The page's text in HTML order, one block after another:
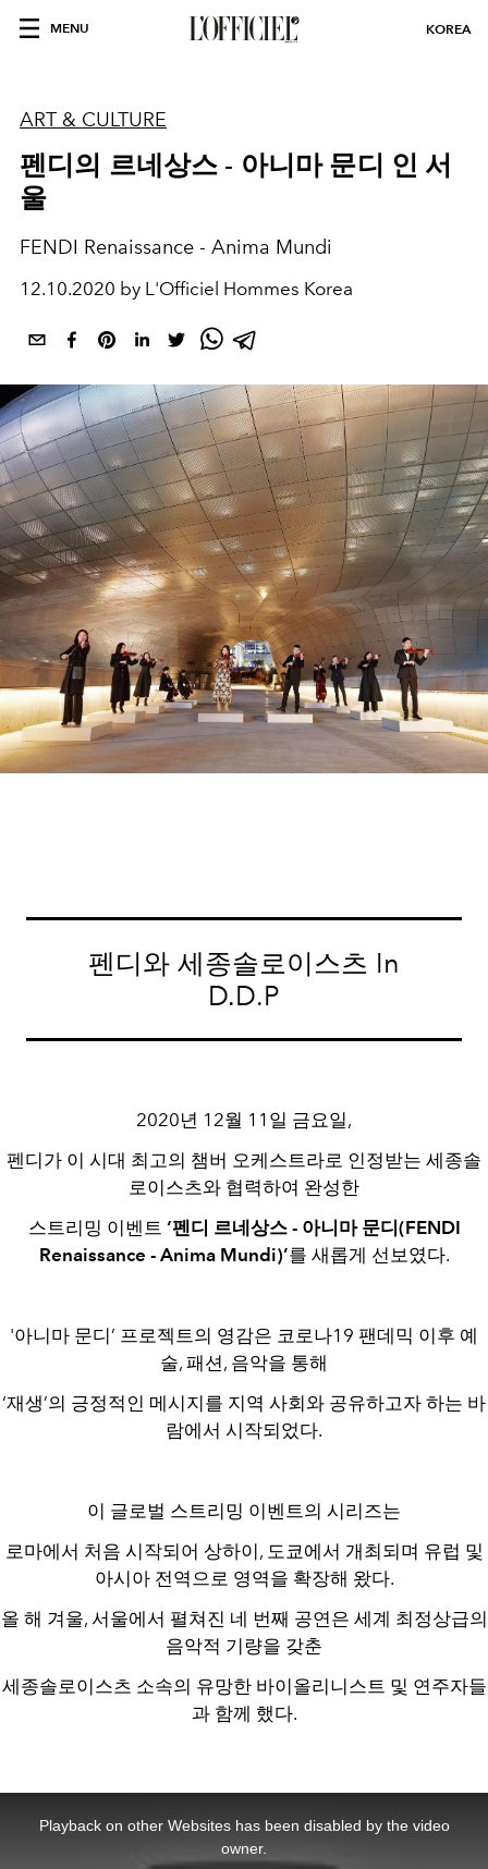
MENU KOREA
ART & CULTURE
펜디의 르네상스 - 아니마 문디 인 서
울
FENDI Renaissance - Anima Mundi
12.10.2020 by L'Officiel Hommes Korea
펜디와 세종솔로이스츠 In
D.D.P
2020년 12월 11일 금요일,
펜디가 이 시대 최고의 챔버 오케스트라로 인정받는 세종솔
로이스츠와 협력하여 완성한
스트리밍 이벤트 ‘펜디 르네상스 - 아니마 문디(FENDI
Renaissance - Anima Mundi)’를 새롭게 선보였다.
'아니마 문디’ 프로젝트의 영감은 코로나19 팬데믹 이후 예
술, 패션, 음악을 통해
‘재생’의 긍정적인 메시지를 지역 사회와 공유하고자 하는 바
람에서 시작되었다.
이 글로벌 스트리밍 이벤트의 시리즈는
로마에서 처음 시작되어 상하이, 도쿄에서 개최되며 유럽 및
아시아 전역으로 영역을 확장해 왔다.
올 해 겨울, 서울에서 펼쳐진 네 번째 공연은 세계 최정상급의
음악적 기량을 갖춘
세종솔로이스츠 소속의 유망한 바이올리니스트 및 연주자들
과 함께 했다.
Playback on other Websites has been disabled by the video
owner.